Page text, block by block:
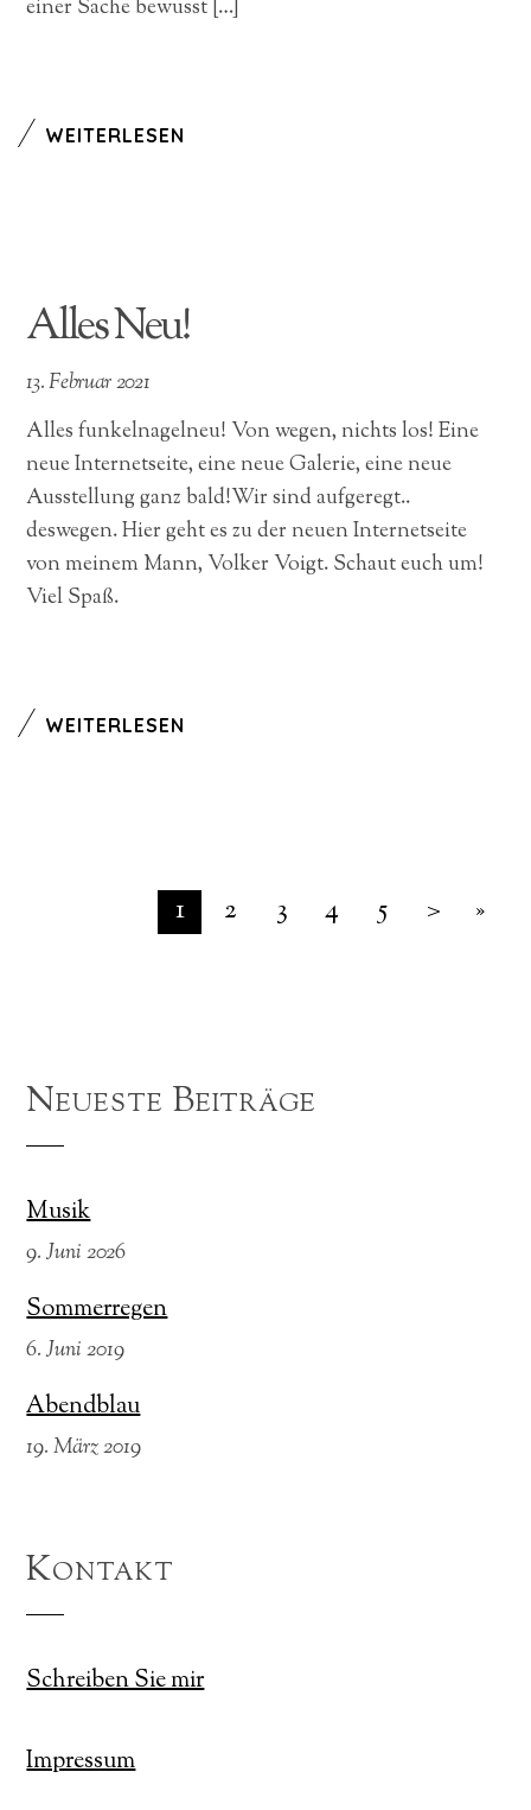
einer Sache bewusst […]
WEITERLESEN
Alles Neu!
13. Februar 2021
Alles funkelnagelneu! Von wegen, nichts los! Eine
neue Internetseite, eine neue Galerie, eine neue
Ausstellung ganz bald!Wir sind aufgeregt..
deswegen. Hier geht es zu der neuen Internetseite
von meinem Mann, Volker Voigt. Schaut euch um!
Viel Spaß.
WEITERLESEN
1 2 3 4 5 > »
Neueste Beiträge
Musik
9. Juni 2026
Sommerregen
6. Juni 2019
Abendblau
19. März 2019
Kontakt
Schreiben Sie mir
Impressum